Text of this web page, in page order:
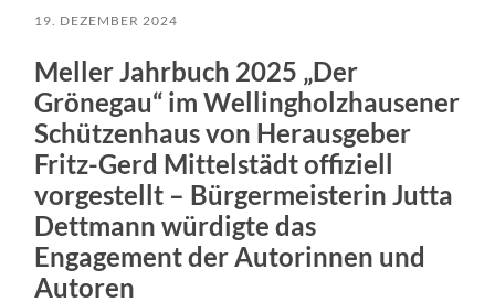
19. DEZEMBER 2024
Meller Jahrbuch 2025 „Der
Grönegau“ im Wellingholzhausener
Schützenhaus von Herausgeber
Fritz-Gerd Mittelstädt offiziell
vorgestellt – Bürgermeisterin Jutta
Dettmann würdigte das
Engagement der Autorinnen und
Autoren